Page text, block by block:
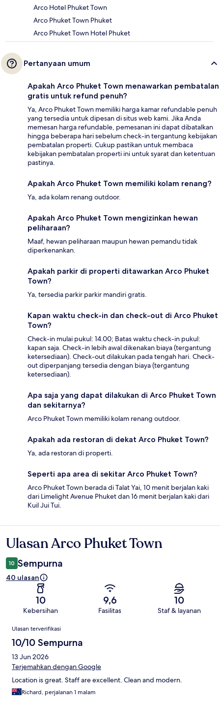
Arco Hotel Phuket Town
Arco Phuket Town Phuket
Arco Phuket Town Hotel Phuket
Pertanyaan umum
Apakah Arco Phuket Town menawarkan pembatalan
gratis untuk refund penuh?
Ya, Arco Phuket Town memiliki harga kamar refundable penuh
yang tersedia untuk dipesan di situs web kami. Jika Anda
memesan harga refundable, pemesanan ini dapat dibatalkan
hingga beberapa hari sebelum check-in tergantung kebijakan
pembatalan properti. Cukup pastikan untuk membaca
kebijakan pembatalan properti ini untuk syarat dan ketentuan
pastinya.
Apakah Arco Phuket Town memiliki kolam renang?
Ya, ada kolam renang outdoor.
Apakah Arco Phuket Town mengizinkan hewan
peliharaan?
Maaf, hewan peliharaan maupun hewan pemandu tidak
diperkenankan.
Apakah parkir di properti ditawarkan Arco Phuket
Town?
Ya, tersedia parkir parkir mandiri gratis.
Kapan waktu check-in dan check-out di Arco Phuket
Town?
Check-in mulai pukul: 14.00; Batas waktu check-in pukul:
kapan saja. Check-in lebih awal dikenakan biaya (tergantung
ketersediaan). Check-out dilakukan pada tengah hari. Check-
out diperpanjang tersedia dengan biaya (tergantung
ketersediaan).
Apa saja yang dapat dilakukan di Arco Phuket Town
dan sekitarnya?
Arco Phuket Town memiliki kolam renang outdoor.
Apakah ada restoran di dekat Arco Phuket Town?
Ya, ada restoran di properti.
Seperti apa area di sekitar Arco Phuket Town?
Arco Phuket Town berada di Talat Yai, 10 menit berjalan kaki
dari Limelight Avenue Phuket dan 16 menit berjalan kaki dari
Kuil Jui Tui.
Ulasan
Ulasan Arco Phuket Town
10 Sempurna
40 ulasan
10
Kebersihan
9,6
Fasilitas
10
Staf & layanan
Ulasan
Ulasan terverifikasi
10/10 Sempurna
13 Jun 2026
Terjemahkan dengan Google
Location is great. Staff are excellent. Clean and modern.
Richard, perjalanan 1 malam